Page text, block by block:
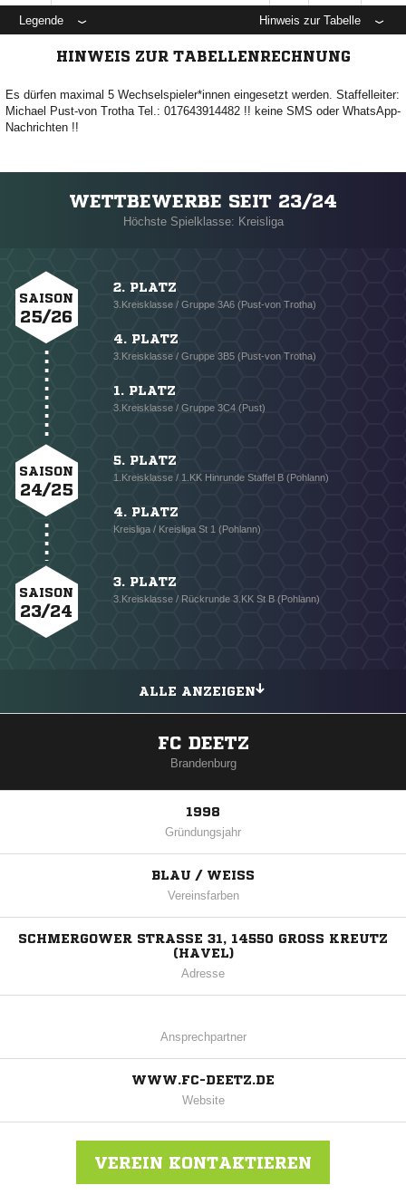
Legende Hinweis zur Tabelle
HINWEIS ZUR TABELLENRECHNUNG
Es dürfen maximal 5 Wechselspieler*innen eingesetzt werden. Staffelleiter:
Michael Pust-von Trotha Tel.: 017643914482 !! keine SMS oder WhatsApp-
Nachrichten !!
WETTBEWERBE SEIT 23/24
Höchste Spielklasse: Kreisliga
SAISON
25/26
2. PLATZ
3.Kreisklasse / Gruppe 3A6 (Pust-von Trotha)
4. PLATZ
3.Kreisklasse / Gruppe 3B5 (Pust-von Trotha)
1. PLATZ
3.Kreisklasse / Gruppe 3C4 (Pust)
SAISON
24/25
5. PLATZ
1.Kreisklasse / 1.KK Hinrunde Staffel B (Pohlann)
4. PLATZ
Kreisliga / Kreisliga St 1 (Pohlann)
SAISON
23/24
3. PLATZ
3.Kreisklasse / Rückrunde 3.KK St B (Pohlann)
ALLE ANZEIGEN
FC DEETZ
Brandenburg
1998
Gründungsjahr
BLAU / WEISS
Vereinsfarben
SCHMERGOWER STRASSE 31, 14550 GROSS KREUTZ (H
AVEL)
Adresse
Ansprechpartner
WWW.FC-DEETZ.DE
Website
VEREIN KONTAKTIEREN